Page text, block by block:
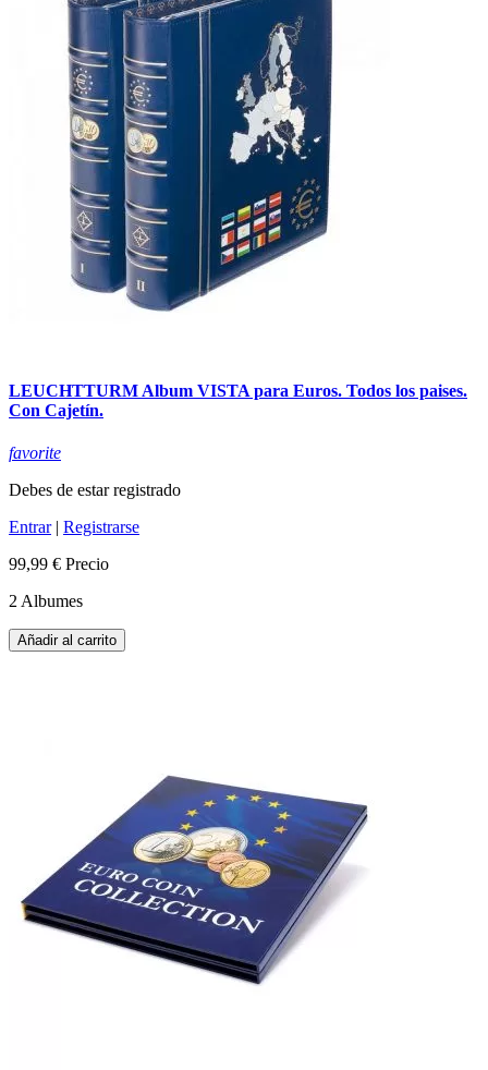
LEUCHTTURM Album VISTA para Euros. Todos los paises.
Con Cajetín.
favorite
Debes de estar registrado
Entrar| Registrarse
99,99 € Precio
2 Albumes
Añadir al carrito